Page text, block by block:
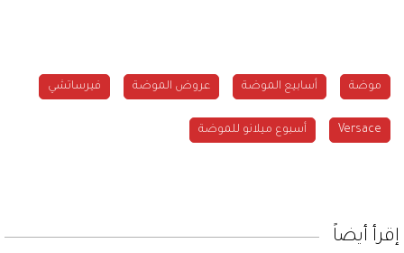
موضة أسابيع الموضة عروض الموضة فيرساتشي
Versace أسبوع ميلانو للموضة
إقرأ أيضاً